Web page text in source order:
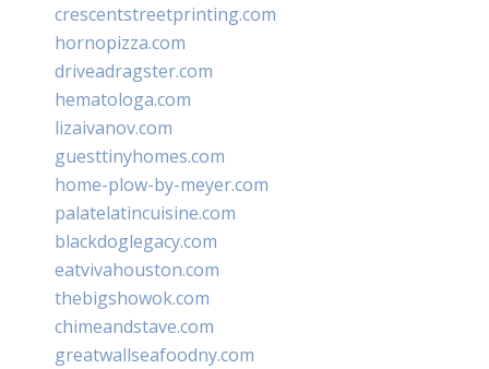
crescentstreetprinting.com
hornopizza.com
driveadragster.com
hematologa.com
lizaivanov.com
guesttinyhomes.com
home-plow-by-meyer.com
palatelatincuisine.com
blackdoglegacy.com
eatvivahouston.com
thebigshowok.com
chimeandstave.com
greatwallseafoodny.com